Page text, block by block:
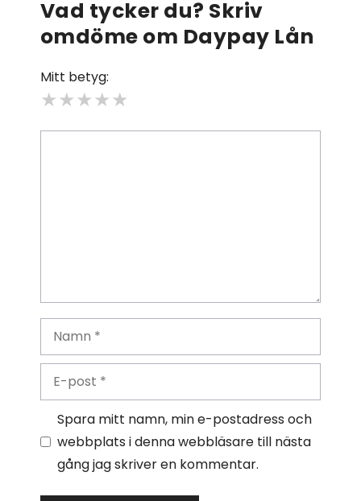
Vad tycker du? Skriv
omdöme om Daypay Lån
Mitt betyg:
★
★
★
★
★
Namn
post
Spara mitt namn, min e-postadress och
webbplats i denna webbläsare till nästa
gång jag skriver en kommentar.